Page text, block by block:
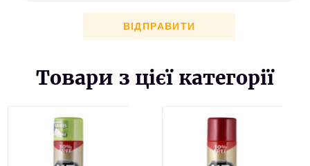
ВІДПРАВИТИ
Товари з цієї категорії